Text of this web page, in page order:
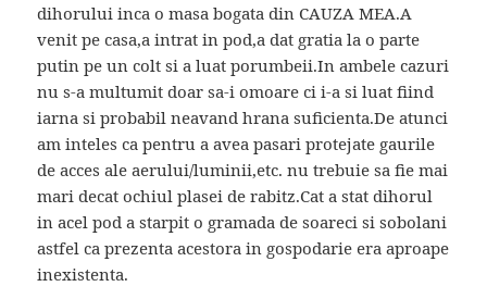
dihorului inca o masa bogata din CAUZA MEA.A
venit pe casa,a intrat in pod,a dat gratia la o parte
putin pe un colt si a luat porumbeii.In ambele cazuri
nu s-a multumit doar sa-i omoare ci i-a si luat fiind
iarna si probabil neavand hrana suficienta.De atunci
am inteles ca pentru a avea pasari protejate gaurile
de acces ale aerului/luminii,etc. nu trebuie sa fie mai
mari decat ochiul plasei de rabitz.Cat a stat dihorul
in acel pod a starpit o gramada de soareci si sobolani
astfel ca prezenta acestora in gospodarie era aproape
inexistenta.